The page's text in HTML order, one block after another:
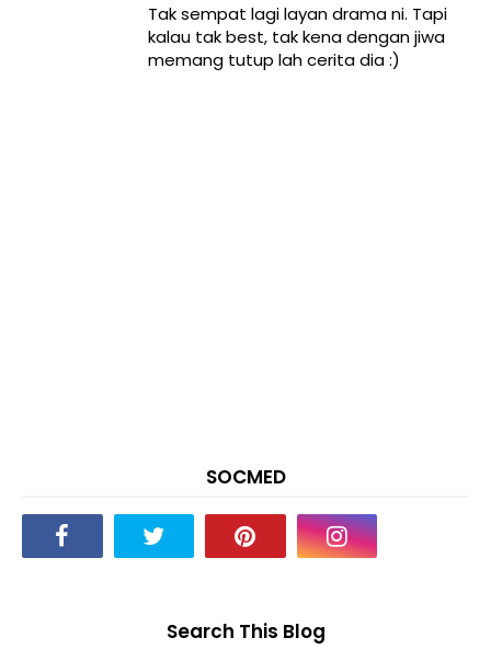
Tak sempat lagi layan drama ni. Tapi
kalau tak best, tak kena dengan jiwa
memang tutup lah cerita dia :)
SOCMED
Search This Blog